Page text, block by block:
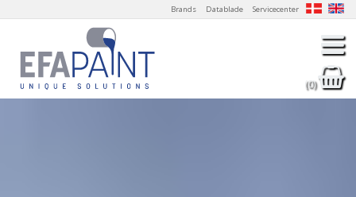
Brands Datablade Servicecenter
(0)